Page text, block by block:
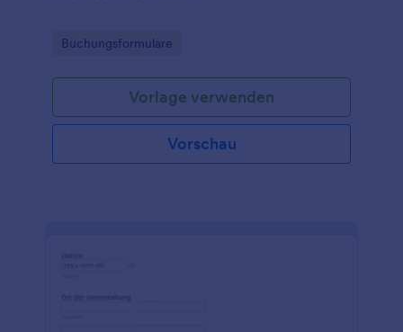
Go to Category:
Buchungsformulare
Vorlage verwenden
Vorschau